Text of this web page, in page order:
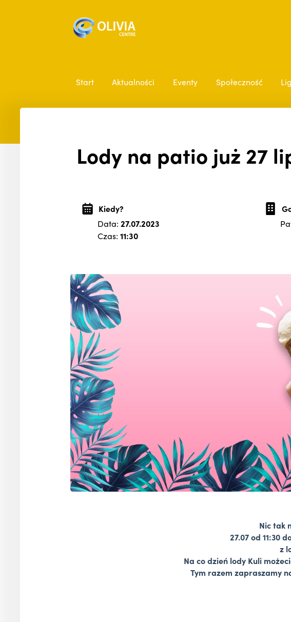
Start Aktualności Eventy Społeczność
Lody na patio już 27
Kiedy?
Data: 27.07.2023
Czas: 11:30
Nic tak
27.07 od 11:30
z
Na co dzień lody Kuli
Tym razem zapraszamy